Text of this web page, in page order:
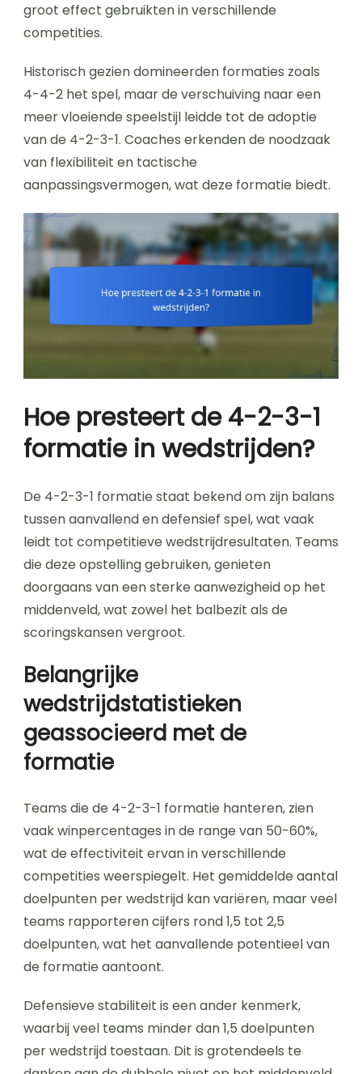
groot effect gebruikten in verschillende
competities.
Historisch gezien domineerden formaties zoals
4-4-2 het spel, maar de verschuiving naar een
meer vloeiende speelstijl leidde tot de adoptie
van de 4-2-3-1. Coaches erkenden de noodzaak
van flexibiliteit en tactische
aanpassingsvermogen, wat deze formatie biedt.
Hoe presteert de 4-2-3-1
formatie in wedstrijden?
De 4-2-3-1 formatie staat bekend om zijn balans
tussen aanvallend en defensief spel, wat vaak
leidt tot competitieve wedstrijdresultaten. Teams
die deze opstelling gebruiken, genieten
doorgaans van een sterke aanwezigheid op het
middenveld, wat zowel het balbezit als de
scoringskansen vergroot.
Belangrijke
wedstrijdstatistieken
geassocieerd met de
formatie
Teams die de 4-2-3-1 formatie hanteren, zien
vaak winpercentages in de range van 50-60%,
wat de effectiviteit ervan in verschillende
competities weerspiegelt. Het gemiddelde aantal
doelpunten per wedstrijd kan variëren, maar veel
teams rapporteren cijfers rond 1,5 tot 2,5
doelpunten, wat het aanvallende potentieel van
de formatie aantoont.
Defensieve stabiliteit is een ander kenmerk,
waarbij veel teams minder dan 1,5 doelpunten
per wedstrijd toestaan. Dit is grotendeels te